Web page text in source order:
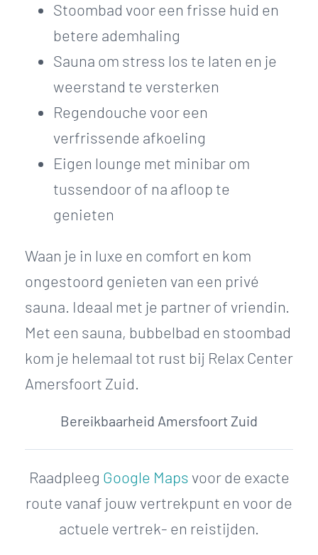
Stoombad voor een frisse huid en
betere ademhaling
Sauna om stress los te laten en je
weerstand te versterken
Regendouche voor een
verfrissende afkoeling
Eigen lounge met minibar om
tussendoor of na afloop te
genieten
Waan je in luxe en comfort en kom
ongestoord genieten van een privé
sauna. Ideaal met je partner of vriendin.
Met een sauna, bubbelbad en stoombad
kom je helemaal tot rust bij Relax Center
Amersfoort Zuid.
Bereikbaarheid Amersfoort Zuid
Raadpleeg Google Maps voor de exacte
route vanaf jouw vertrekpunt en voor de
actuele vertrek- en reistijden.